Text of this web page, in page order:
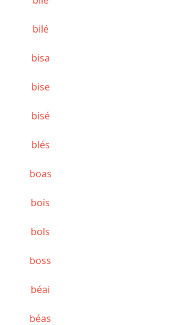
bilé
bisa
bise
bisé
blés
boas
bois
bols
boss
béai
béas